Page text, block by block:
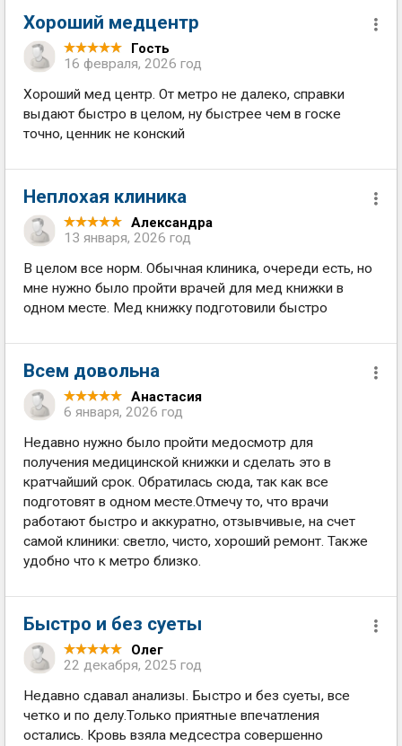
Хороший медцентр
Гость
16 февраля, 2026 год
Хороший мед центр. От метро не далеко, справки
выдают быстро в целом, ну быстрее чем в госке
точно, ценник не конский
Неплохая клиника
Александра
13 января, 2026 год
В целом все норм. Обычная клиника, очереди есть, но
мне нужно было пройти врачей для мед книжки в
одном месте. Мед книжку подготовили быстро
Всем довольна
Анастасия
6 января, 2026 год
Недавно нужно было пройти медосмотр для
получения медицинской книжки и сделать это в
кратчайший срок. Обратилась сюда, так как все
подготовят в одном месте.Отмечу то, что врачи
работают быстро и аккуратно, отзывчивые, на счет
самой клиники: светло, чисто, хороший ремонт. Также
удобно что к метро близко.
Быстро и без суеты
Олег
22 декабря, 2025 год
Недавно сдавал анализы. Быстро и без суеты, все
четко и по делу.Только приятные впечатления
остались. Кровь взяла медсестра совершенно